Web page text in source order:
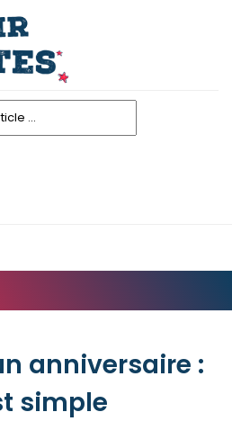
nous
anniversaire :
simple